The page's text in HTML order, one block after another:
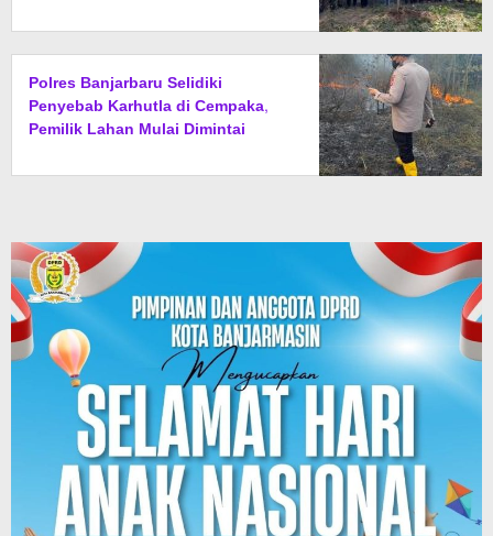
dengan Sembako
Polres Banjarbaru Selidiki
Penyebab Karhutla di Cempaka,
Pemilik Lahan Mulai Dimintai